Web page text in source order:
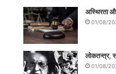
अस्थिरता
01/08/
लोकतन्त्र,
01/08/